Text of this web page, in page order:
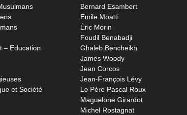
– Education
et Société
Bernard Esambert
Emile Moatti
Éric Morin
Foudil Benabadji
Ghaleb Bencheikh
James Woody
Jean Corcos
Jean-François Lévy
Le Père Pascal Roux
Maguelone Girardot
Michel Rostagnat